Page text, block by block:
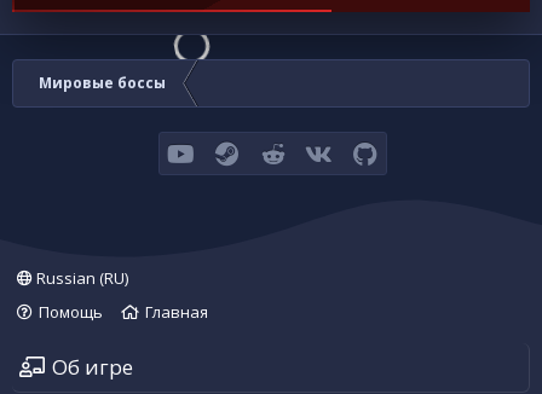
Мировые боссы
youtubeSteamReddit VK GitHub
Russian (RU)
Помощь
Главная
Об игре